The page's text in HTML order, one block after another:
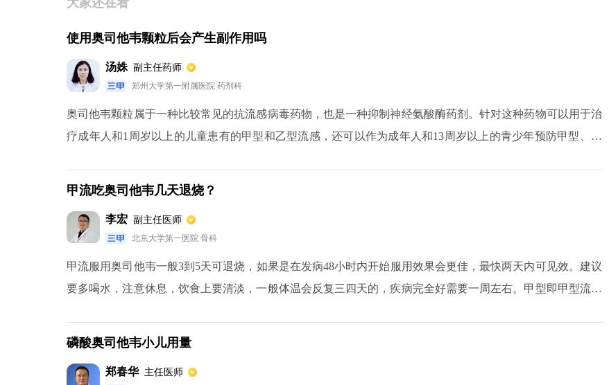
大家还在看
使用奥司他韦颗粒后会产生副作用吗
汤姝 副主任药师
郑州大学第一附属医院 药剂科
奥司他韦颗粒属于一种比较常见的抗流感病毒药物，也是一种抑制神经氨酸酶药剂。针对这种药物可以用于治
疗成年人和1周岁以上的儿童患有的甲型和乙型流感，还可以作为成年人和13周岁以上的青少年预防甲型、乙
例会出现过敏反应，皮疹、红斑等。还有一些可能会导致病人出现肝功异常的现象，如转氨酶的升高，还有可
能会导致病人在服用奥司他韦颗粒后出现血管性水肿，或诱发支气管痉挛、喉部水肿、面部水肿等副作用。当
发现在用药过程中出现异常副作用时，一定要注意停止用药，另外还需要注意的是，如果对这种药物中所含的
成分过敏，就要禁止使用本药物。
甲流吃奥司他韦几天退烧？
李宏 副主任医师
北京大学第一医院 骨科
甲流服用奥司他韦一般3到5天可退烧，如果是在发病48小时内开始服用效果会更佳，最快两天内可见效。建议
要多喝水，注意休息，饮食上要清淡，一般体温会反复三四天的，疾病完全好需要一周左右。甲型即甲型流感
磷酸奥司他韦小儿用量
郑春华 主任医师